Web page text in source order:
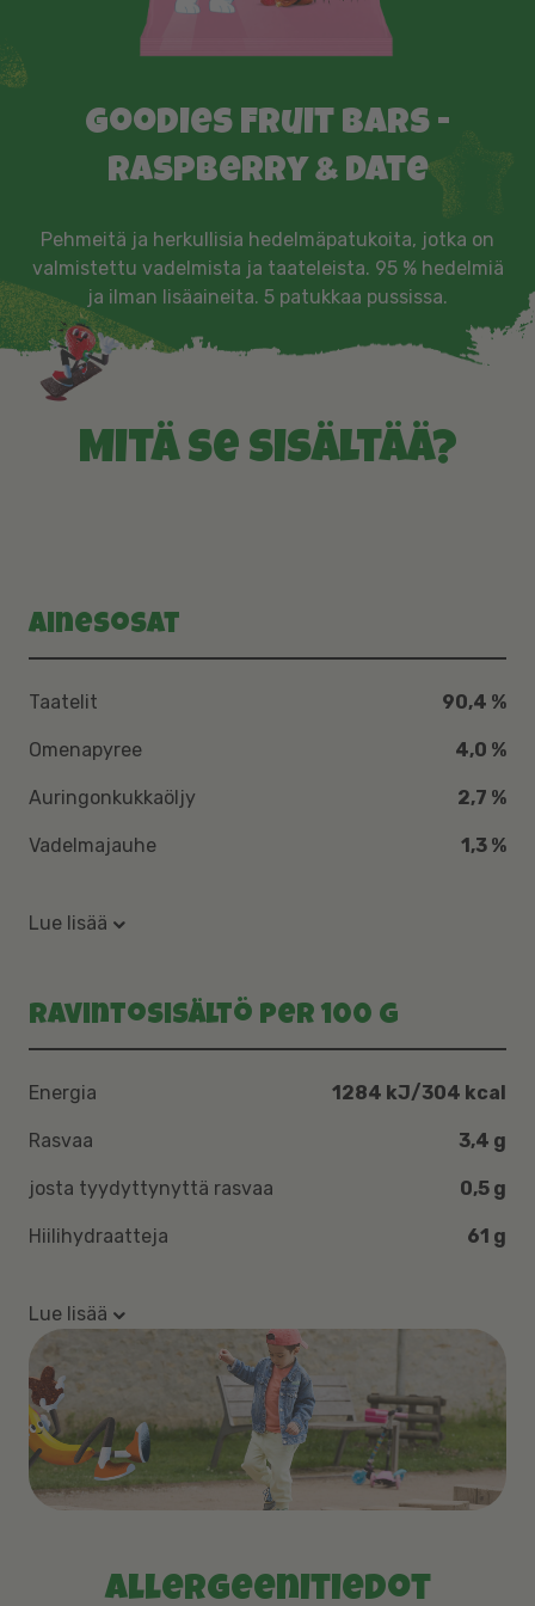
Goodies Fruit bars -
Raspberry & Date
Pehmeitä ja herkullisia hedelmäpatukoita, jotka on
valmistettu vadelmista ja taateleista. 95 % hedelmiä
ja ilman lisäaineita. 5 patukkaa pussissa.
Mitä se sisältää?
Ainesosat
Taatelit 90,4 %
Omenapyree 4,0 %
Auringonkukkaöljy 2,7 %
Vadelmajauhe 1,3 %
Lue lisää
Ravintosisältö per 100 g
Energia 1284 kJ/304 kcal
Rasvaa 3,4 g
josta tyydyttynyttä rasvaa 0,5 g
Hiilihydraatteja 61 g
Lue lisää
Allergeenitiedot